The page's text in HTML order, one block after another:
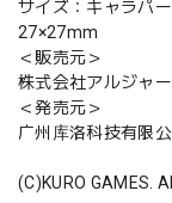
サイズ：キャラパ
27×27mm
＜販売元＞
株式会社アルジャ
＜発売元＞
广州库洛科技有限
(C)KURO GAMES.